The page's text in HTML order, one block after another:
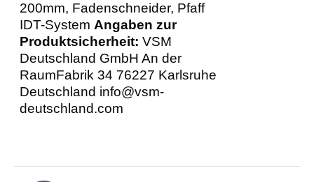
200mm, Fadenschneider, Pfaff
IDT-SystemAngaben zur
Produktsicherheit: VSM
Deutschland GmbH An der
RaumFabrik 34 76227 Karlsruhe
Deutschland info@vsm-
deutschland.com